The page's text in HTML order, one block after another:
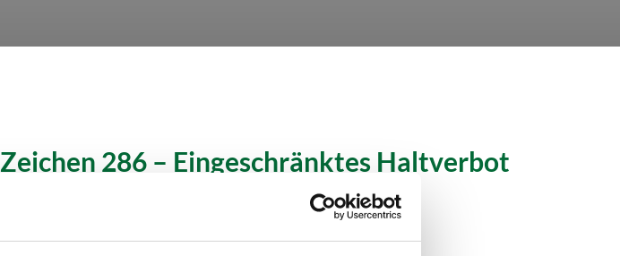
Zeichen 286 – Eingeschränktes Haltverbot
Option